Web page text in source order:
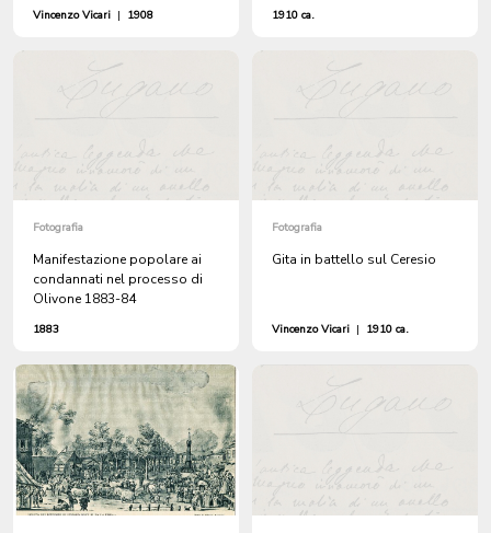
Vincenzo Vicari | 1908 1910 ca.
Fotografia
Manifestazione popolare ai
condannati nel processo di
Olivone 1883-84
1883
Fotografia
Gita in battello sul Ceresio
Vincenzo Vicari | 1910 ca.